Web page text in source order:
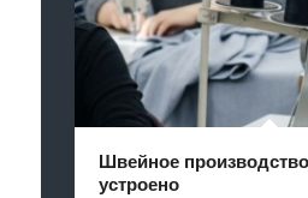
Швейное
устроено